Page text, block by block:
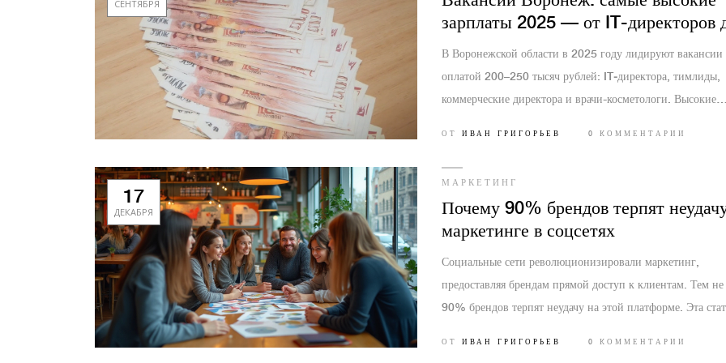
СЕНТЯБРЯ
зарплаты 2025 — от IT-директоров
косметологов
В Воронежской области в 2025 году лидируют вакансии
оплатой 200–250 тысяч рублей: IT‑директора, тимлиды,
коммерческие директора и врачи-косметологи. Высокие
медицина, IT и логистика. В обзоре — требования,
ОТ ИВАН ГРИГОРЬЕВ 0 КОММЕНТАРИИ
17
ДЕКАБРЯ
МАРКЕТИНГ
Почему 90% брендов терпят
маркетинге в соцсетях
Социальные сети революционизировали маркетинг,
предоставляя брендам прямой доступ к клиентам. Тем не
90% брендов терпят неудачу на этой платформе. Эта
ОТ ИВАН ГРИГОРЬЕВ 0 КОММЕНТАРИИ